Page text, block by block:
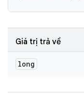
Giá trị trả về
long